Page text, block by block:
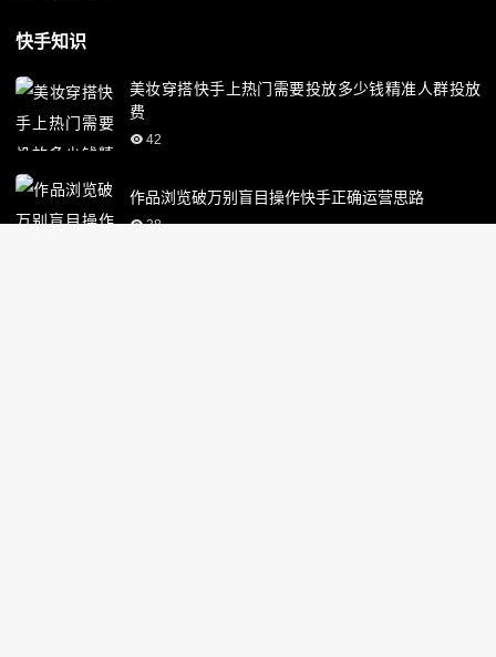
快手知识
美妆穿搭快手上热门需要投放多少钱精准人群投放
费
42
作品浏览破万别盲目操作快手正确运营思路
38